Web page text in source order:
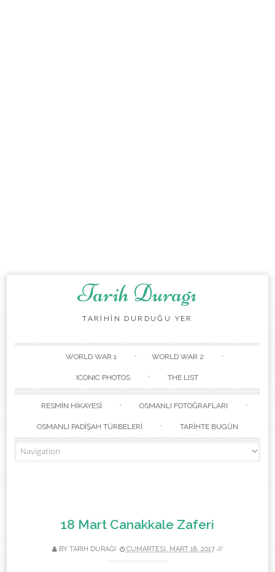
Tarih Duragı
TARİHİN DURDUĞU YER
WORLD WAR 1 WORLD WAR 2
ICONIC PHOTOS THE LIST
RESMİN HİKAYESİ OSMANLI FOTOĞRAFLARI
OSMANLI PADİŞAH TÜRBELERİ TARİHTE BUGÜN
18 Mart Canakkale Zaferi
BY TARIH DURAĞI CUMARTESI, MART 18, 2017//